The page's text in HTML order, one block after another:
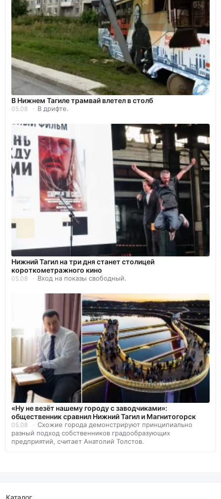
В Нижнем Тагиле трамвай влетел в столб
05.08 В дрифте.
Нижний Тагил на три дня станет столицей
короткометражного кино
05.08 Вход на показы свободный.
«Ну не везёт нашему городу с заводчиками»:
общественник сравнил Нижний Тагил и Магнитогорск
05.08
Схожие города демонстрируют принципиально
разный подход собственников градообразующих
предприятий, считает Анатолий Толстов.
Каталог